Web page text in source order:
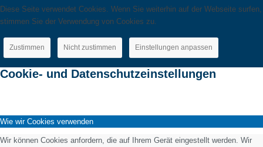
Diese Seite verwendet Cookies. Wenn Sie weiterhin auf der Webseite surfen,
stimmen Sie der Verwendung von Cookies zu.
Zustimmen Nicht zustimmen Einstellungen anpassen
Cookie- und Datenschutzeinstellungen
Wie wir Cookies verwenden
Wir können Cookies anfordern, die auf Ihrem Gerät eingestellt werden. Wir